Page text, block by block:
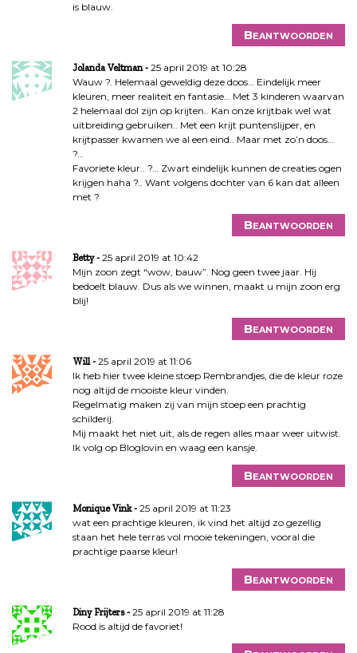
is blauw.
Beantwoorden
Jolanda Veltman
25 april 2019 at 10:28
Wauw ?. Helemaal geweldig deze doos… Eindelijk meer
kleuren, meer realiteit en fantasie… Met 3 kinderen waarvan
2 helemaal dol zijn op krijten.. Kan onze krijtbak wel wat
uitbreiding gebruiken.. Met een krijt puntenslijper, en
krijtpasser kwamen we al een eind.. Maar met zo’n doos…
?…
Favoriete kleur.. ?… Zwart eindelijk kunnen de creaties ogen
krijgen haha ?.. Want volgens dochter van 6 kan dat alleen
met ?
Beantwoorden
Betty
25 april 2019 at 10:42
Mijn zoon zegt “wow, bauw”. Nog geen twee jaar. Hij
bedoelt blauw. Dus als we winnen, maakt u mijn zoon erg
blij!
Beantwoorden
Will
25 april 2019 at 11:06
Ik heb hier twee kleine stoep Rembrandjes, die de kleur roze
nog altijd de mooiste kleur vinden.
Regelmatig maken zij van mijn stoep een prachtig
schilderij.
Mij maakt het niet uit, als de regen alles maar weer uitwist.
Ik volg op Bloglovin en waag een kansje.
Beantwoorden
Monique Vink
25 april 2019 at 11:23
wat een prachtige kleuren, ik vind het altijd zo gezellig
staan het hele terras vol mooie tekeningen, vooral die
prachtige paarse kleur!
Beantwoorden
Diny Frijters
25 april 2019 at 11:28
Rood is altijd de favoriet!